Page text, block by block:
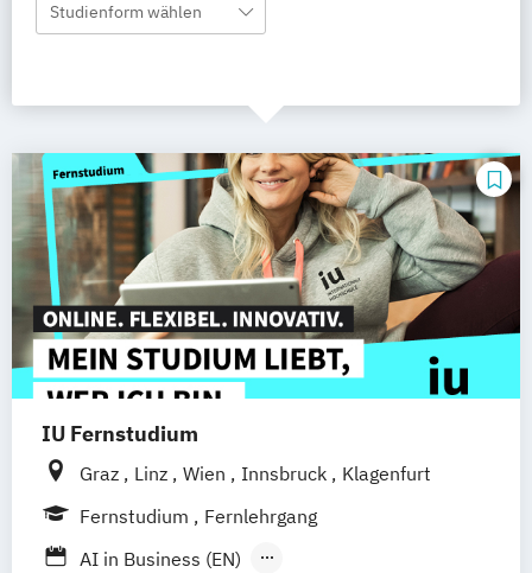
Studienform wählen
IU Fernstudium
Graz Linz Wien Innsbruck
Klagenfurt
Fernstudium
Fernlehrgang
AI in Business (EN)